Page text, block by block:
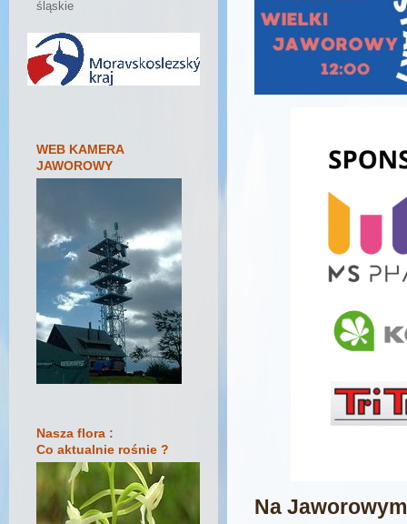
Na
śląskie
WEB KAMERA
JAWOROWY
Nasza flora :
Co aktualnie rośnie ?